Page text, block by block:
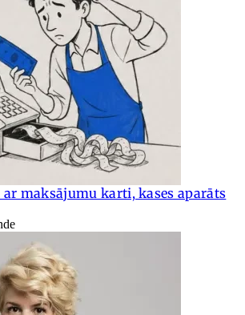
maksājumu karti, kases aparāts